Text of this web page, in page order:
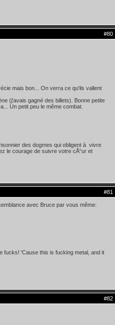
#80
mais bon... On verra ce qu'ils vallent
(j'avais gagné des billets). Bonne petite
Un petit peu le même combat.
des dogmes qui obligent à vivre
le courage de suivre votre cÅ“ur et
#81
avec Bruce par vous même:
fucks! 'Cause this is fucking metal, and it
#82